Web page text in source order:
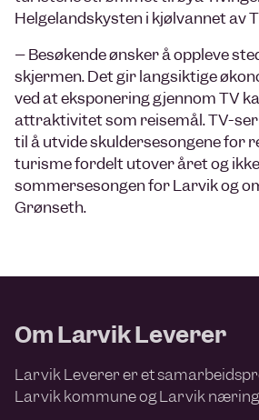
Helgelandskysten i kjølvannet av
– Besøkende ønsker å oppleve
skjermen. Det gir langsiktige
ved at eksponering gjennom TV
attraktivitet som reisemål. TV-
til å utvide skuldersesongene for
turisme fordelt utover året og
sommersesongen for Larvik og
Grønseth.
Om Larvik Leverer
Larvik Leverer er et
Larvik kommune og Larvik